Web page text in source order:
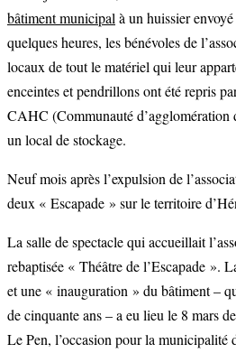
bâtiment municipal à un huissier
quelques heures, les bénévoles de
locaux de tout le matériel qui leur
enceintes et pendrillons ont été repris
CAHC (Communauté d’agglomération
un local de stockage.
Neuf mois après l’expulsion de
deux « Escapade » sur le territoire
La salle de spectacle qui accueillait
rebaptisée « Théâtre de l’Escapade ».
et une « inauguration » du bâtiment –
de cinquante ans – a eu lieu le 8 mars
Le Pen, l’occasion pour la municipalité